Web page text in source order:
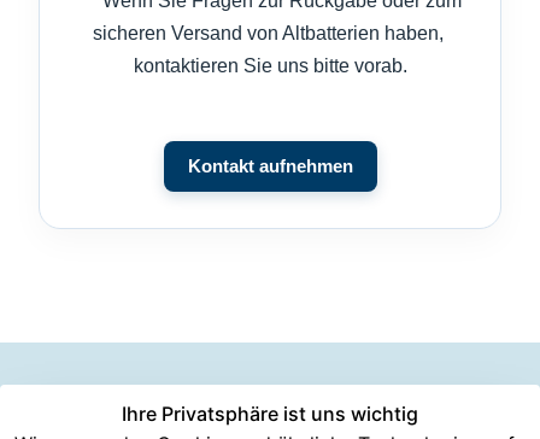
sicheren Versand von Altbatterien haben,
kontaktieren Sie uns bitte vorab.
Kontakt aufnehmen
Ihre Privatsphäre ist uns wichtig
Rechtliches KundenservInformation Versanddie